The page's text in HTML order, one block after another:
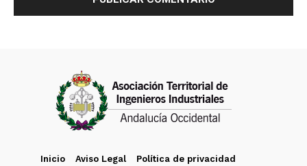
Inicio Aviso Legal
Política de privacidad